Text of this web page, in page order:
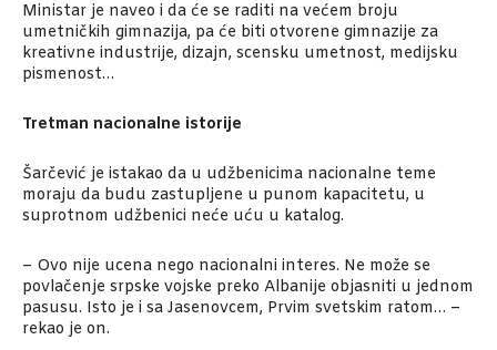
Ministar je naveo i da će se raditi na većem broju
umetničkih gimnazija, pa će biti otvorene gimnazije za
kreativne industrije, dizajn, scensku umetnost, medijsku
pismenost…
Tretman nacionalne istorije
Šarčević je istakao da u udžbenicima nacionalne teme
moraju da budu zastupljene u punom kapacitetu, u
suprotnom udžbenici neće uću u katalog.
– Ovo nije ucena nego nacionalni interes. Ne može se
povlačenje srpske vojske preko Albanije objasniti u jednom
pasusu. Isto je i sa Jasenovcem, Prvim svetskim ratom… –
rekao je on.